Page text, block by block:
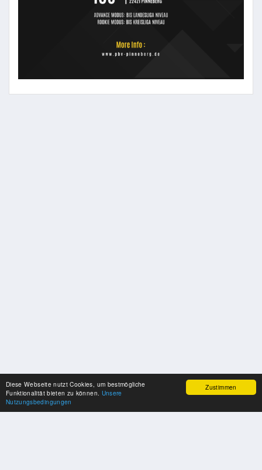
Zustimmen
Diese Webseite nutzt Cookies, um bestmögliche
Funktionalität bieten zu können. Unsere
Nutzungsbedingungen